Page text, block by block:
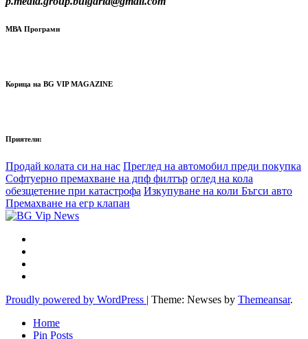
МВА Програми
Корица на BG VIP MAGAZINE
Приятели:
Продай колата си на нас Преглед на автомобил преди покупка
Софтуерно премахване на дпф филтър оглед на кола
обезщетение при катастрофа Изкупуване на коли Бъгси авто
Премахване на егр клапан
Proudly powered by WordPress | Theme: Newses by Themeansar.
Home
Pin Posts